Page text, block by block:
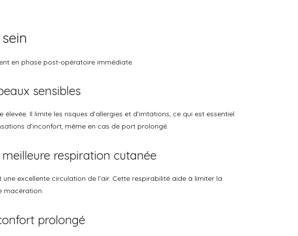
en phase post-opératoire immédiate.
sensibles
Il limite les risques d’allergies et d’irritations, ce qui est essentiel
d’inconfort, même en cas de port prolongé.
respiration cutanée
une excellente circulation de l’air. Cette respirabilité aide à limiter la
macération.
prolongé